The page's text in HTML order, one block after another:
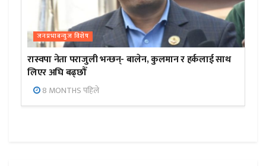
जनप्रभाबन्युज विशेष
रास्वपा नेता पराजुली भन्छन्- बालेन, कुलमान र हर्कलाई साथ
लिएर अघि बढ्छौँ
8 MONTHS पहिले